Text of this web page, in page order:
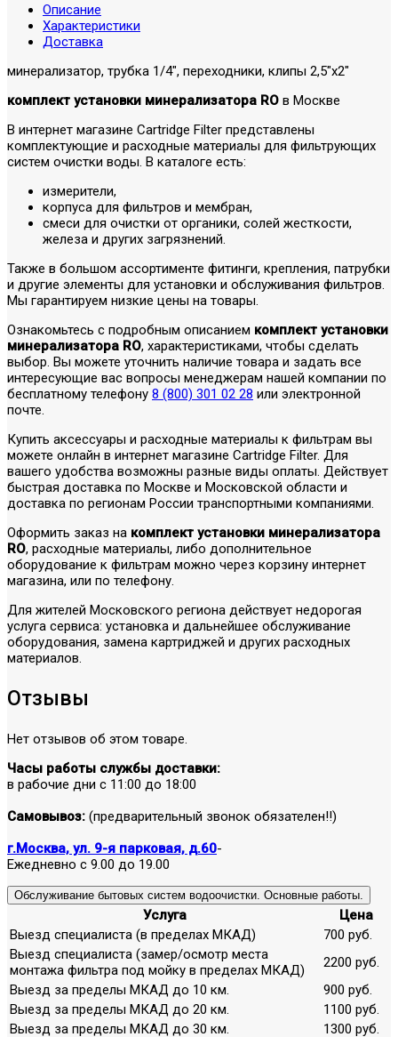
Описание
Характеристики
Доставка
минерализатор, трубка 1/4", переходники, клипы 2,5"х2"
комплект установки минерализатора RO в Москве
В интернет магазине Cartridge Filter представлены
комплектующие и расходные материалы для фильтрующих
систем очистки воды. В каталоге есть:
измерители,
корпуса для фильтров и мембран,
смеси для очистки от органики, солей жесткости,
железа и других загрязнений.
Также в большом ассортименте фитинги, крепления, патрубки
и другие элементы для установки и обслуживания фильтров.
Мы гарантируем низкие цены на товары.
Ознакомьтесь с подробным описанием комплект установки
минерализатора RO, характеристиками, чтобы сделать
выбор. Вы можете уточнить наличие товара и задать все
интересующие вас вопросы менеджерам нашей компании по
бесплатному телефону 8 (800) 301 02 28 или электронной
почте.
Купить аксессуары и расходные материалы к фильтрам вы
можете онлайн в интернет магазине Cartridge Filter. Для
вашего удобства возможны разные виды оплаты. Действует
быстрая доставка по Москве и Московской области и
доставка по регионам России транспортными компаниями.
Оформить заказ на комплект установки минерализатора
RO, расходные материалы, либо дополнительное
оборудование к фильтрам можно через корзину интернет
магазина, или по телефону.
Для жителей Московского региона действует недорогая
услуга сервиса: установка и дальнейшее обслуживание
оборудования, замена картриджей и других расходных
материалов.
Отзывы
Нет отзывов об этом товаре.
Часы работы службы доставки:
в рабочие дни с 11:00 до 18:00
Самовывоз: (предварительный звонок обязателен!!)
г.Москва, ул. 9-я парковая, д.60-
Ежедневно с 9.00 до 19.00
Обслуживание бытовых систем водоочистки. Основные работы.
Услуга
Цена
Выезд специалиста (в пределах МКАД)
700 руб.
Выезд специалиста (замер/осмотр места
монтажа фильтра под мойку в пределах МКАД)
2200 руб.
Выезд за пределы МКАД до 10 км.
900 руб.
Выезд за пределы МКАД до 20 км.
1100 руб.
Выезд за пределы МКАД до 30 км.
1300 руб.